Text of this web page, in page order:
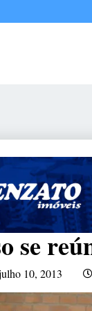
se
10, 2013